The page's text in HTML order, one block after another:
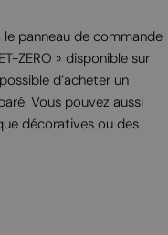
panneau de commande
ZERO » disponible sur
d’acheter un
Vous pouvez aussi
décoratives ou des